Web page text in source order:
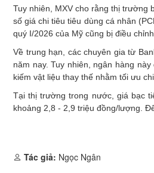
Tuy nhiên, MXV cho rằng thị trường
số giá chi tiêu tiêu dùng cá nhân
quý I/2026 của Mỹ cũng bị điều
Về trung hạn, các chuyên gia từ
năm nay. Tuy nhiên, ngân hàng
kiếm vật liệu thay thế nhằm tối ưu
Tại thị trường trong nước, giá bạc
khoảng 2,8 - 2,9 triệu đồng/lượng.
Tác giả: Ngọc Ngân